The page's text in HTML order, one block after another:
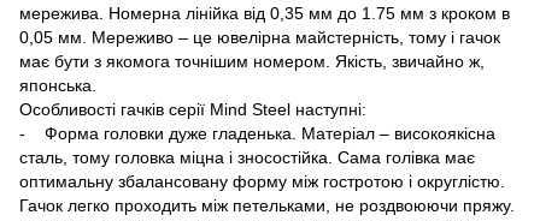
мережива. Номерна лінійка від 0,35 мм до 1.75 мм з кроком в
0,05 мм. Мереживо – це ювелірна майстерність, тому і гачок
має бути з якомога точнішим номером. Якість, звичайно ж,
японська.
Особливості гачків серії Mind Steel наступні:
- Форма головки дуже гладенька. Матеріал – високоякісна
сталь, тому головка міцна і зносостійка. Сама голівка має
оптимальну збалансовану форму між гостротою і округлістю.
Гачок легко проходить між петельками, не роздвоюючи пряжу.